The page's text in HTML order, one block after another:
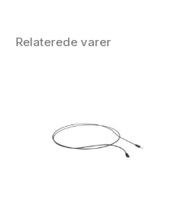
Relaterede varer